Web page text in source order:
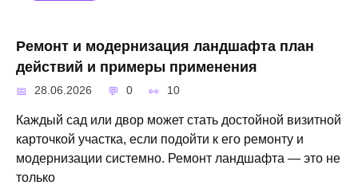
Ремонт и модернизация ландшафта план
действий и примеры применения
28.06.2026 0 10
Каждый сад или двор может стать достойной визитной
карточкой участка, если подойти к его ремонту и
модернизации системно. Ремонт ландшафта — это не
только